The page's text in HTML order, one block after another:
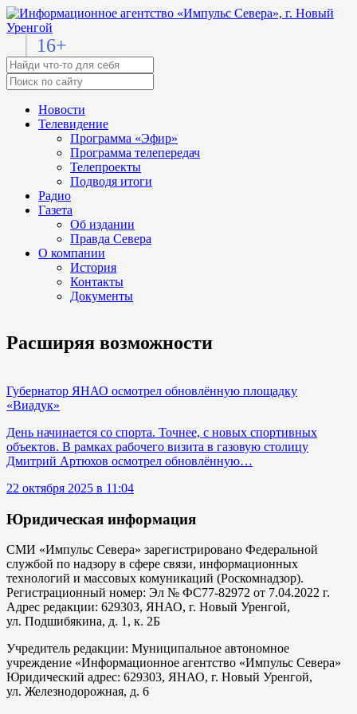
16+
Новости
Телевидение
Программа «Эфир»
Программа телепередач
Телепроекты
Подводя итоги
Радио
Газета
Об издании
Правда Севера
О компании
История
Контакты
Документы
Расширяя возможности
Губернатор ЯНАО осмотрел обновлённую площадку
«Виадук»
День начинается со спорта. Точнее, с новых спортивных
объектов. В рамках рабочего визита в газовую столицу
Дмитрий Артюхов осмотрел обновлённую…
22 октября 2025 в 11:04
Юридическая информация
СМИ «Импульс Севера» зарегистрировано Федеральной
службой по надзору в сфере связи, информационных
технологий и массовых комуникаций (Роскомнадзор).
Регистрационный номер: Эл № ФС77-82972 от 7.04.2022 г.
Адрес редакции: 629303, ЯНАО, г. Новый Уренгой,
ул. Подшибякина, д. 1, к. 2Б
Учредитель редакции: Муниципальное автономное
учреждение «Информационное агентство «Импульс Севера»
Юридический адрес: 629303, ЯНАО, г. Новый Уренгой,
ул. Железнодорожная, д. 6